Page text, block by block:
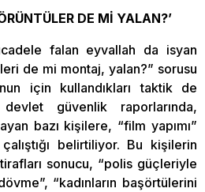
DE Mİ YALAN?’
falan eyvallah da isyan
de mi montaj, yalan?” sorusu
için kullandıkları taktik de
güvenlik raporlarında,
bazı kişilere, “film yapımı”
belirtiliyor. Bu kişilerin
sonucu, “polis güçleriyle
“kadınların başörtülerini